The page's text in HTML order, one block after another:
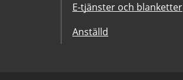
E-tjänster och blanketter
Anställd